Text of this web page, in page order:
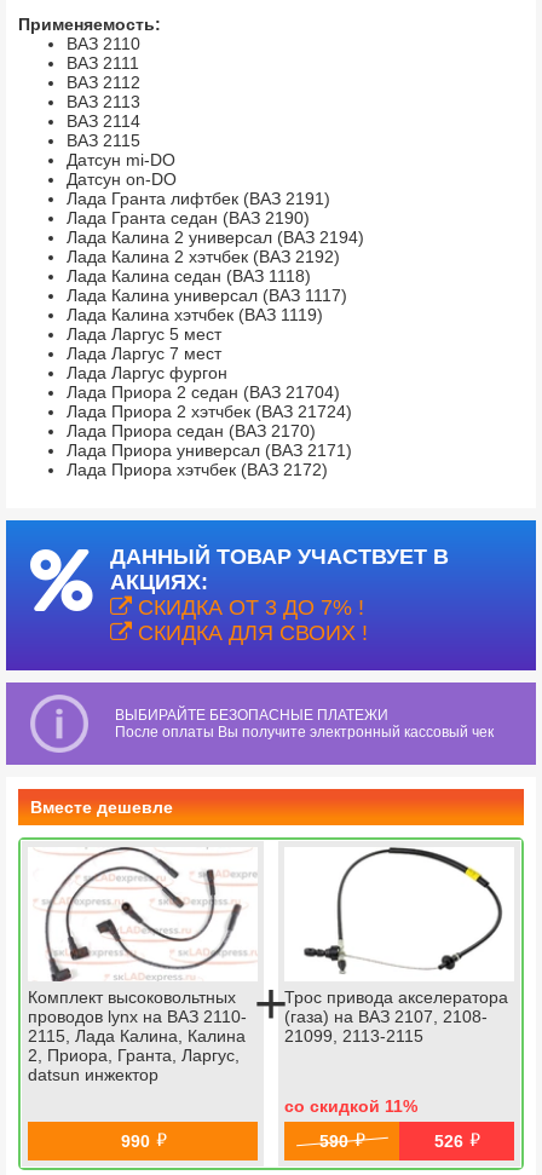
Применяемость:
ВАЗ 2110
ВАЗ 2111
ВАЗ 2112
ВАЗ 2113
ВАЗ 2114
ВАЗ 2115
Датсун mi-DO
Датсун on-DO
Лада Гранта лифтбек (ВАЗ 2191)
Лада Гранта седан (ВАЗ 2190)
Лада Калина 2 универсал (ВАЗ 2194)
Лада Калина 2 хэтчбек (ВАЗ 2192)
Лада Калина седан (ВАЗ 1118)
Лада Калина универсал (ВАЗ 1117)
Лада Калина хэтчбек (ВАЗ 1119)
Лада Ларгус 5 мест
Лада Ларгус 7 мест
Лада Ларгус фургон
Лада Приора 2 седан (ВАЗ 21704)
Лада Приора 2 хэтчбек (ВАЗ 21724)
Лада Приора седан (ВАЗ 2170)
Лада Приора универсал (ВАЗ 2171)
Лада Приора хэтчбек (ВАЗ 2172)
ДАННЫЙ ТОВАР УЧАСТВУЕТ В
АКЦИЯХ:
СКИДКА ОТ 3 ДО 7% !
СКИДКА ДЛЯ СВОИХ !
ВЫБИРАЙТЕ БЕЗОПАСНЫЕ ПЛАТЕЖИ
После оплаты Вы получите электронный кассовый чек
Вместе дешевле
Комплект высоковольтных
проводов lynx на ВАЗ 2110-
2115, Лада Калина, Калина
2, Приора, Гранта, Ларгус,
datsun инжектор
990 й
+Трос привода акселератора
(газа) на ВАЗ 2107, 2108-
21099, 2113-2115
со скидкой 11%
590 й 526 й